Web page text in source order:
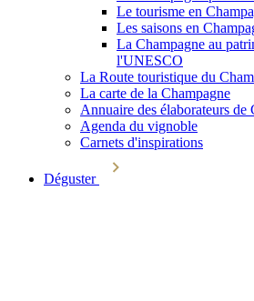
Le tourisme en
Les saisons en
La Champagne au
l'UNESCO
La Route touristique du
La carte de la Champagne
Annuaire des élaborateurs de
Agenda du vignoble
Carnets d'inspirations
Déguster